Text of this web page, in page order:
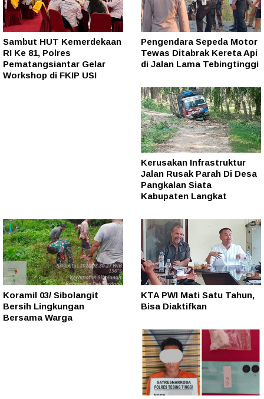
Sambut HUT Kemerdekaan
RI Ke 81, Polres
Pematangsiantar Gelar
Workshop di FKIP USI
Pengendara Sepeda Motor
Tewas Ditabrak Kereta Api
di Jalan Lama Tebingtinggi
Kerusakan Infrastruktur
Jalan Rusak Parah Di Desa
Pangkalan Siata
Kabupaten Langkat
Koramil 03/ Sibolangit
Bersih Lingkungan
Bersama Warga
KTA PWI Mati Satu Tahun,
Bisa Diaktifkan